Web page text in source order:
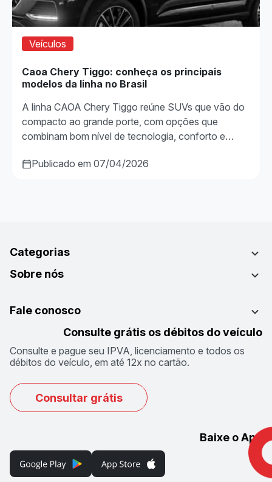
Veículos
Caoa Chery Tiggo: conheça os principais
modelos da linha no Brasil
A linha CAOA Chery Tiggo reúne SUVs que vão do
compacto ao grande porte, com opções que
combinam bom nível de tecnologia, conforto e…
Publicado em 07/04/2026
Categorias
Sobre nós
Fale conosco
Consulte grátis os débitos do veículo
Consulte e pague seu IPVA, licenciamento e todos os
débitos do veículo, em até 12x no cartão.
Consultar grátis
Baixe o App